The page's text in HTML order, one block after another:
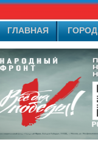
ГЛАВНАЯ ГОРОД